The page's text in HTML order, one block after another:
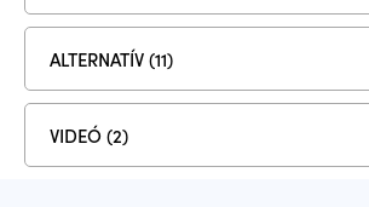
ALTERNATÍV (11)
VIDEÓ (2)